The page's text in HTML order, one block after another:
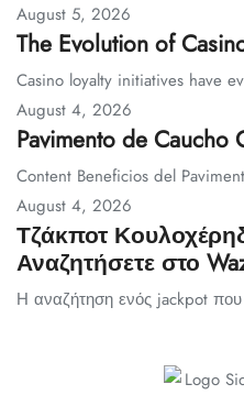
August 5, 2026
The Evolution of
Casino loyalty initiatives have
August 4, 2026
Pavimento de Caucho
Content Beneficios del
August 4, 2026
Τζάκποτ
Αναζητήσετε στο
Η αναζήτηση ενός jackpot